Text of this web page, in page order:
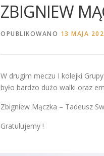
ZBIGNIEW
OPUBLIKOWANO 13 MAJA
W drugim meczu I kolejki
było bardzo dużo walki oraz
Zbigniew Mączka – Tadeusz
Gratulujemy !